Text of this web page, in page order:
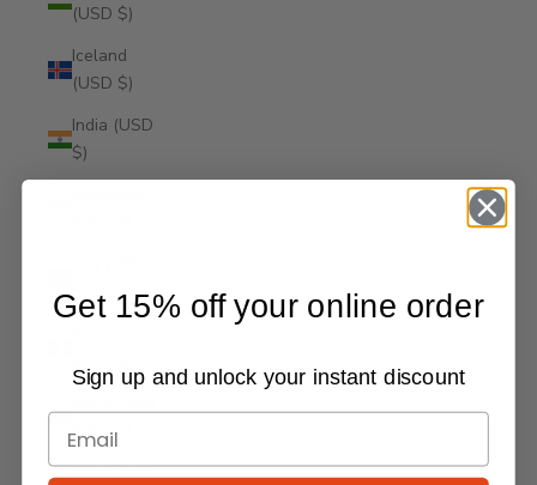
(USD $)
Iceland
(USD $)
India (USD
$)
$)
Israel (USD
Get 15% off your online order
Sign up and unlock your instant discount